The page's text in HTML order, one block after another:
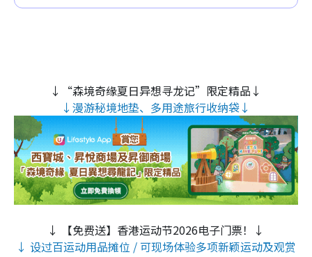
↓“森境奇缘夏日异想寻龙记”限定精品↓
↓漫游秘境地垫、多用途旅行收纳袋↓
↓ 【免费送】香港运动节2026电子门票！↓
↓ 设过百运动用品摊位 / 可现场体验多项新颖运动及观赏